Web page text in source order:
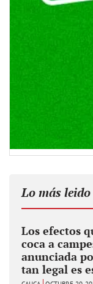
Lo más leido
Los efectos
coca a
anunciada
tan legal es